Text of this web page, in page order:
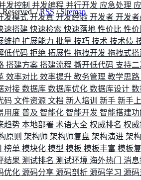
发控制 并发编程 并行开发 应急处理
发模式开发真开发经验 开发者 开发
速搭建 快速检索 快速落地 性价比 性价
维护 扩展能力 批量 技巧 技术 技术债
低代码 拒绝 拓展性 拖拽开发 拖拽式搭
搭建方案 搭建流程 撕开低代码 支持
效率对比 效率提升 教务管理 教学思路
对接 数据库 数据库优化 数据库设计 数
码 文件资源 文档 新人培训 新手 新手
用度 普及 智能化 智能开发 智能搭建功
趋势 本地部署 术语大全 权威排名 权
原则 架构师 架构师复盘 架构演进 架
榜单 模块化 模型 模板 模板丰富 模板
结果 测试排名 测试环境 海外热门 消
优化 源码分享 源码剖析 源码学习 源码
/RSS/Sitemap